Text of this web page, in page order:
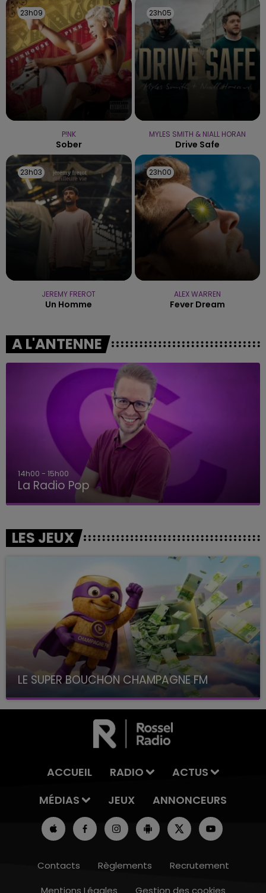
23h09
23h09
P!NK
Sober
23h05
23h05
MYLES SMITH & NIALL HORAN
Drive Safe
23h03
23h03
JEREMY FREROT
Un Homme
23h00
23h00
ALEX WARREN
Fever Dream
A L'ANTENNE
14h00 - 15h00
La Radio Pop
LES JEUX
LE SUPER BOUCHON CHAMPAGNE FM
avec La Famille Champagne FM, à 8H10
ACCUEIL RADIO
ACTUS
MÉDIAS
JEUX ANNONCEURS
Contacts Règlements
Recrutement
Mentions Légales
Gestion des cookies